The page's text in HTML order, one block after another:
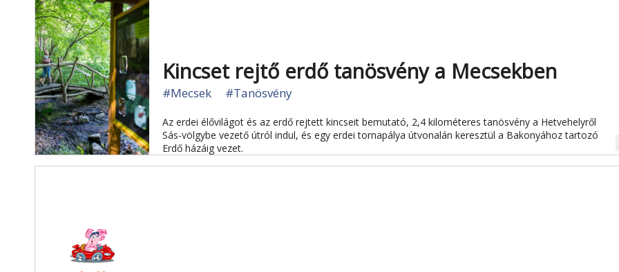
Kincset rejtő erdő tanösvény a Mecsekben
#Mecsek #Tanösvény
Az erdei élővilágot és az erdő rejtett kincseit bemutató, 2,4 kilométeres tanösvény a Hetvehelyről
Sás-völgybe vezető útról indul, és egy erdei tornapálya útvonalán keresztül a Bakonyához tartozó
Erdő házáig vezet.